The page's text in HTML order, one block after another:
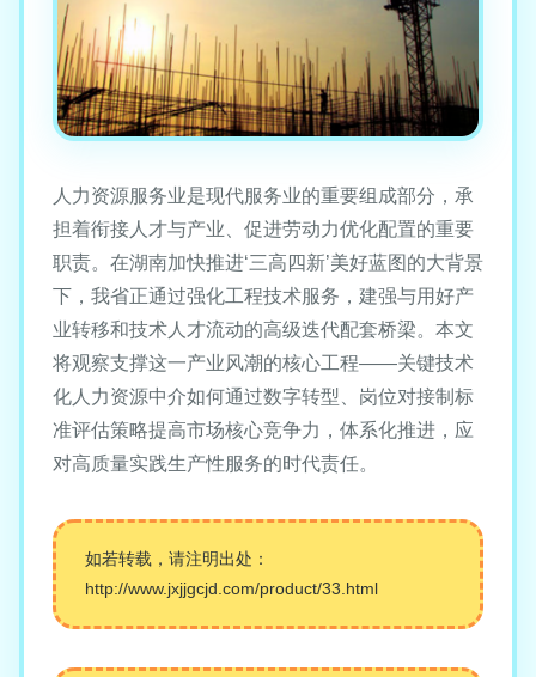
人力资源服务业是现代服务业的重要组成部分，承
担着衔接人才与产业、促进劳动力优化配置的重要
职责。在湖南加快推进‘三高四新’美好蓝图的大背景
下，我省正通过强化工程技术服务，建强与用好产
业转移和技术人才流动的高级迭代配套桥梁。本文
将观察支撑这一产业风潮的核心工程——关键技术
化人力资源中介如何通过数字转型、岗位对接制标
准评估策略提高市场核心竞争力，体系化推进，应
对高质量实践生产性服务的时代责任。
如若转载，请注明出处：
http://www.jxjjgcjd.com/product/33.html